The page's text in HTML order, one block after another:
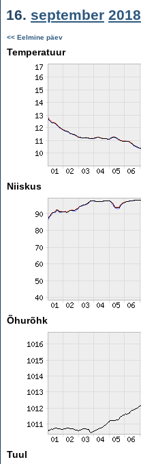
16. september 2018
<< Eelmine päev
Temperatuur
Niiskus
Õhurõhk
Tuul